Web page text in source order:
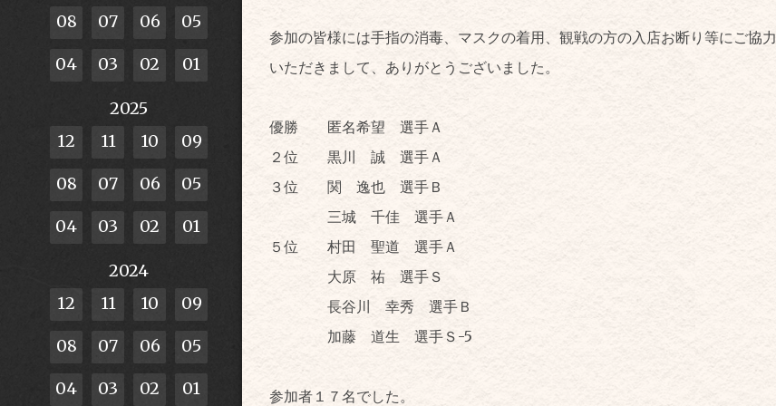
参加の皆様には手指の消毒、マスクの着用、観戦の方の入店お断り等にご協力
いただきまして、ありがとうございました。
優勝 匿名希望 選手Ａ
２位 黒川 誠 選手Ａ
３位 関 逸也 選手Ｂ
三城 千佳 選手Ａ
５位 村田 聖道 選手Ａ
大原 祐 選手Ｓ
長谷川 幸秀 選手Ｂ
加藤 道生 選手Ｓ-5
参加者１７名でした。
08
07 06 05
04 03 02 01
2025
12
11 10 09
08 07 06 05
04 03 02 01
2024
12
11 10 09
08 07 06 05
04 03 02 01